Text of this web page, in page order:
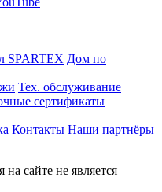
SPARTEX Дом по
Тех. обслуживание
сертификаты
Контакты Наши партнёры
сайте не является